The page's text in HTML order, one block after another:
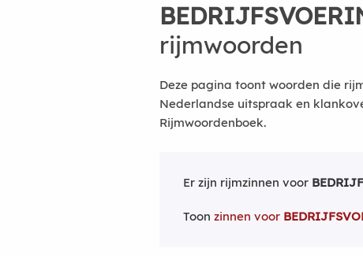
rijmwoorden
Deze pagina toont woorden die
Nederlandse uitspraak en
Rijmwoordenboek.
Er zijn rijmzinnen voor
Toon zinnen voor